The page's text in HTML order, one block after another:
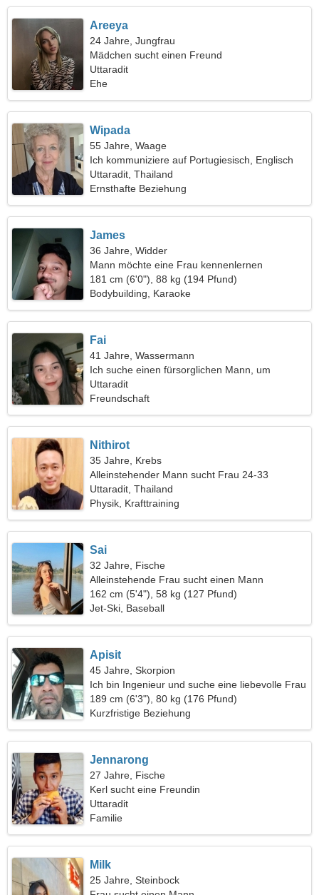
Areeya
24 Jahre, Jungfrau
Mädchen sucht einen Freund
Uttaradit
Ehe
Wipada
55 Jahre, Waage
Ich kommuniziere auf Portugiesisch, Englisch
Uttaradit, Thailand
Ernsthafte Beziehung
James
36 Jahre, Widder
Mann möchte eine Frau kennenlernen
181 cm (6'0"), 88 kg (194 Pfund)
Bodybuilding, Karaoke
Fai
41 Jahre, Wassermann
Ich suche einen fürsorglichen Mann, um
zusammen zu reisen
Uttaradit
Freundschaft
Nithirot
35 Jahre, Krebs
Alleinstehender Mann sucht Frau 24-33
Uttaradit, Thailand
Physik, Krafttraining
Sai
32 Jahre, Fische
Alleinstehende Frau sucht einen Mann
162 cm (5'4"), 58 kg (127 Pfund)
Jet-Ski, Baseball
Apisit
45 Jahre, Skorpion
Ich bin Ingenieur und suche eine liebevolle Frau
189 cm (6'3"), 80 kg (176 Pfund)
Kurzfristige Beziehung
Jennarong
27 Jahre, Fische
Kerl sucht eine Freundin
Uttaradit
Familie
Milk
25 Jahre, Steinbock